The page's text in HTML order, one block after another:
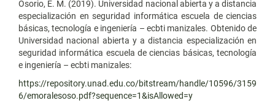
Osorio, E. M. (2019). Universidad nacional abierta y a distancia
especialización en seguridad informática escuela de ciencias
básicas, tecnología e ingeniería – ecbti manizales. Obtenido de
Universidad nacional abierta y a distancia especialización en
seguridad informática escuela de ciencias básicas, tecnología
e ingeniería – ecbti manizales:
https://repository.unad.edu.co/bitstream/handle/10596/3159
6/emoralesoso.pdf?sequence=1&isAllowed=y